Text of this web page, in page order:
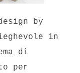
by
in
di
per